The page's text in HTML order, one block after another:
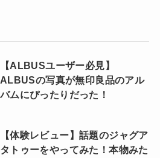
【ALBUSユーザー必見】
ALBUSの写真が無印良品のアル
バムにぴったりだった！
【体験レビュー】話題のジャグア
タトゥーをやってみた！本物みた